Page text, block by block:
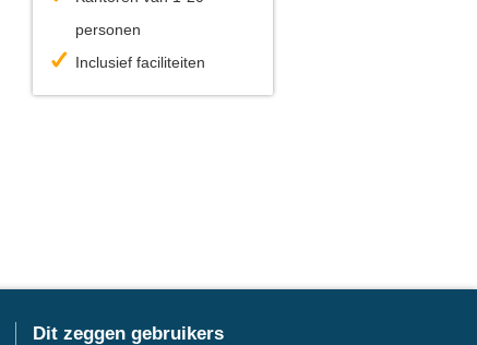
personen
Inclusief faciliteiten
Dit zeggen gebruikers